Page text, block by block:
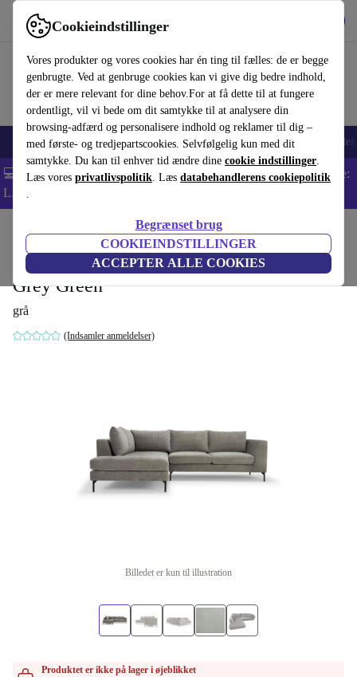
Cookieindstillinger
Vores produkter og vores cookies har én ting til fælles: de er begge
genbrugte. Ved at genbruge cookies kan vi give dig bedre indhold,
der er mere relevant for dine behov.For at få dette til at fungere
ordentligt, vil vi bede om dit samtykke til at analysere din
browsing-adfærd og personalisere indhold og reklamer til dig –
med første- og tredjepartscookies. Selvfølgelig kun med dit
samtykke. Du kan til enhver tid ændre dine cookie indstillinger.
Læs vores privatlivspolitik. Læs databehandlerens cookiepolitik
.
Begrænset brug
COOKIEINDSTILLINGER
ACCEPTER ALLE COOKIES
Brug refurbed hurtigt og nemt
Smartphones Bærbare Tablets Smartwatches Tilbehør
💻 Ekstra 5% rabat på alle MacBooks og bærbare computere - Kode:
LAPTOP5 -
Husholdning Møbler
Noa hjørnesofa venstre chaiselong Planet
Grey Green
grå
(Indsamler anmeldelser)
Billedet er kun til illustration
Produktet er ikke på lager i øjeblikket